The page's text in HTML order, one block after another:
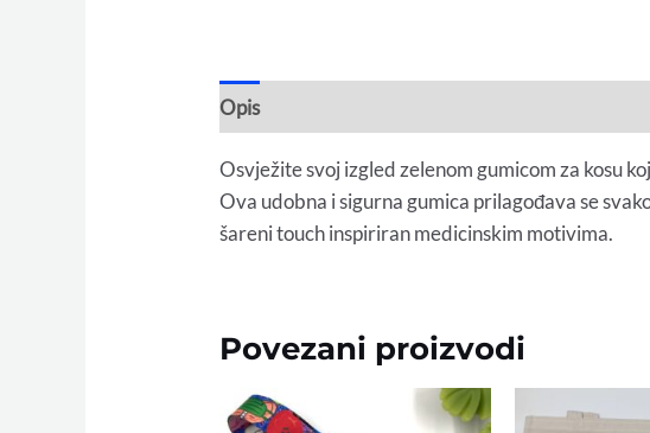
Opis
Osvježite svoj izgled zelenom gumicom za kosu
Ova udobna i sigurna gumica prilagođava se
šareni touch inspiriran medicinskim motivima.
Povezani proizvodi
price